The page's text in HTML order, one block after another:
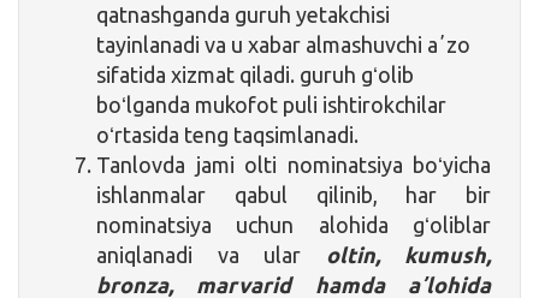
qatnashganda guruh yetakchisi
tayinlanadi va u xabar almashuvchi aʼzo
sifatida xizmat qiladi. guruh gʻolib
boʻlganda mukofot puli ishtirokchilar
oʻrtasida teng taqsimlanadi.
Tanlovda jami olti nominatsiya boʻyicha
ishlanmalar qabul qilinib, har bir
nominatsiya uchun alohida gʻoliblar
aniqlanadi va ular oltin, kumush,
bronza, marvarid hamda aʼlohida